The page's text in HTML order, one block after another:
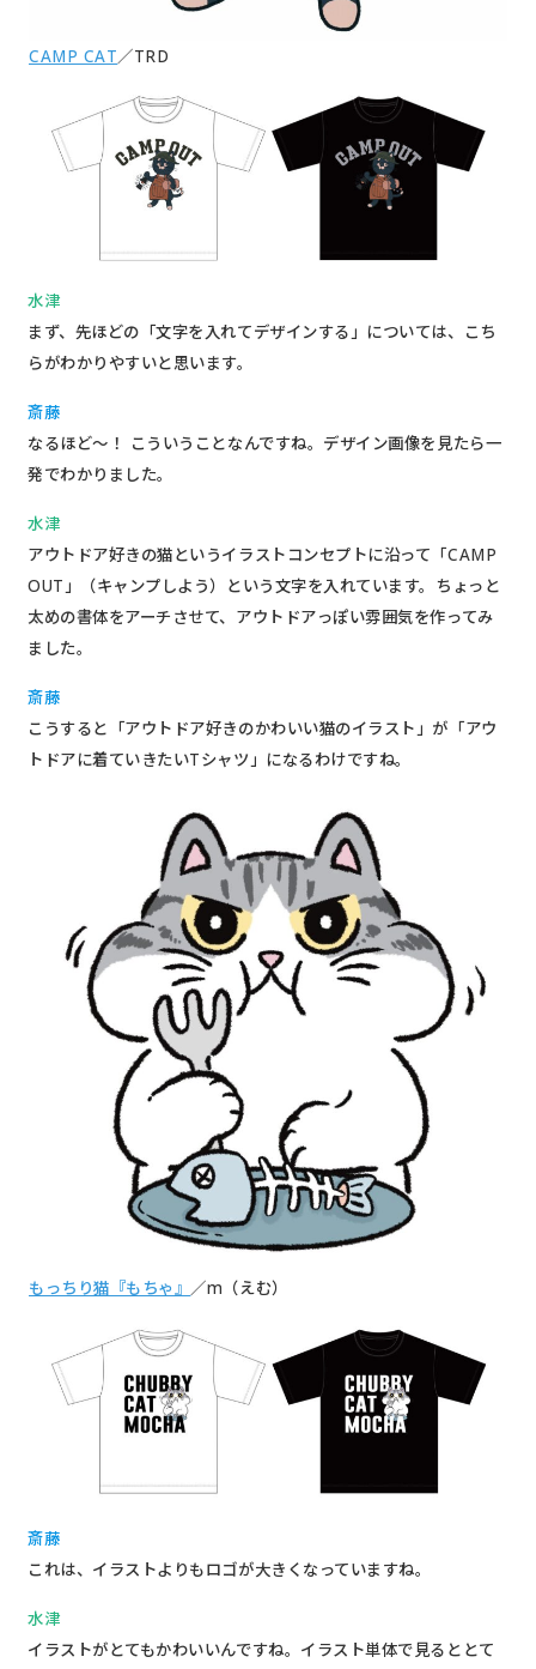
CAMP CAT／TRD
水津
まず、先ほどの「文字を入れてデザインする」については、こち
らがわかりやすいと思います。
斎藤
なるほど～！ こういうことなんですね。デザイン画像を見たら一
発でわかりました。
水津
アウトドア好きの猫というイラストコンセプトに沿って「CAMP
OUT」（キャンプしよう）という文字を入れています。ちょっと
太めの書体をアーチさせて、アウトドアっぽい雰囲気を作ってみ
ました。
斎藤
こうすると「アウトドア好きのかわいい猫のイラスト」が「アウ
トドアに着ていきたいTシャツ」になるわけですね。
もっちり猫『もちゃ』 ／m（えむ）
斎藤
これは、イラストよりもロゴが大きくなっていますね。
水津
イラストがとてもかわいいんですね。イラスト単体で見るととて